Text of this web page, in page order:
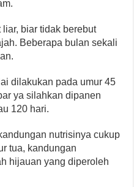
biar tidak berebut
Beberapa bulan sekali
dilakukan pada umur 45
ya silahkan dipanen
120 hari.
nutrisinya cukup
tua, kandungan
hijauan yang diperoleh